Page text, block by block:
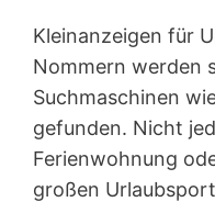
Kleinanzeigen für
Nommern werden
Suchmaschinen
gefunden. Nicht
Ferienwohnung
großen